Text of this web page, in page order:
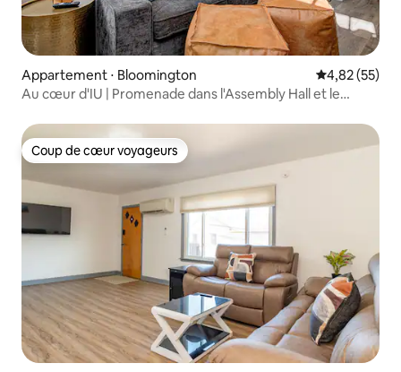
Appartement ⋅ Bloomington Évaluation
4,82 (55)
Au cœur d'IU | Promenade dans l'Assembly Hall et le
Coup de cœur voyageurs
Coup de cœur voyageurs